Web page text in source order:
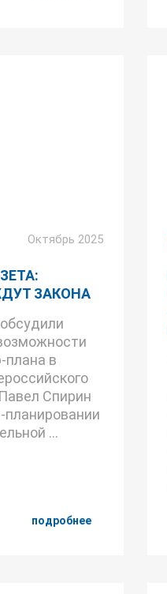
Октябрь 2025
ЗАКОНА
плана в
Спирин
планировании
...
подробнее